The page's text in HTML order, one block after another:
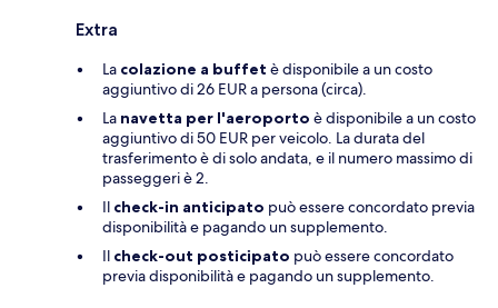
Extra
La colazione a buffet è disponibile a un costo
aggiuntivo di 26 EUR a persona (circa).
La navetta per l'aeroporto è disponibile a un costo
aggiuntivo di 50 EUR per veicolo. La durata del
trasferimento è di solo andata, e il numero massimo di
passeggeri è 2.
Il check-in anticipato può essere concordato previa
disponibilità e pagando un supplemento.
Il check-out posticipato può essere concordato
previa disponibilità e pagando un supplemento.